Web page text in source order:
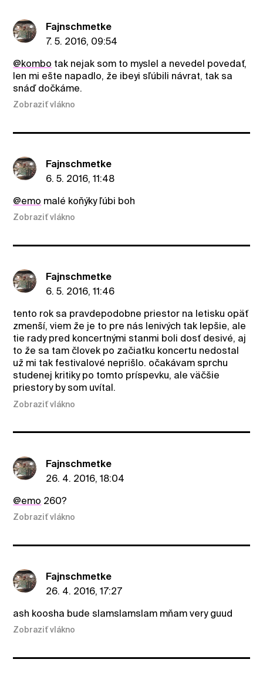
Fajnschmetke
7. 5. 2016, 09:54
@kombo tak nejak som to myslel a nevedel povedať,
len mi ešte napadlo, že ibeyi sľúbili návrat, tak sa
snáď dočkáme.
Zobraziť vlákno
Fajnschmetke
6. 5. 2016, 11:48
@emo malé koňýky ľúbi boh
Zobraziť vlákno
Fajnschmetke
6. 5. 2016, 11:46
tento rok sa pravdepodobne priestor na letisku opäť
zmenší, viem že je to pre nás lenivých tak lepšie, ale
tie rady pred koncertnými stanmi boli dosť desivé, aj
to že sa tam človek po začiatku koncertu nedostal
už mi tak festivalové neprišlo. očakávam sprchu
studenej kritiky po tomto príspevku, ale väčšie
priestory by som uvítal.
Zobraziť vlákno
Fajnschmetke
26. 4. 2016, 18:04
@emo 260?
Zobraziť vlákno
Fajnschmetke
26. 4. 2016, 17:27
ash koosha bude slamslamslam mňam very guud
Zobraziť vlákno